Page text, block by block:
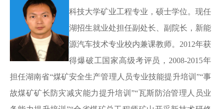
科技大学矿业工程专业，硕士学位。现任
湖招生就业处担任副处长、副院长，新能
源汽车技术专业校内兼课教师。 2012年获
得爆破工国家高级考评员，2008-2015年
担任湖南省“煤矿安全生产管理人员专业技能提升培训”“事
故煤矿矿长防灾减灾能力提升培训”“瓦斯防治管理人员业